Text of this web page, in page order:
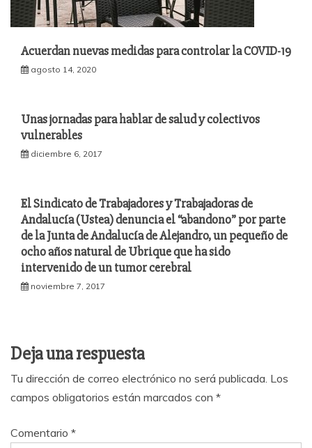
Acuerdan nuevas medidas para controlar la COVID-19
agosto 14, 2020
Unas jornadas para hablar de salud y colectivos
vulnerables
diciembre 6, 2017
El Sindicato de Trabajadores y Trabajadoras de
Andalucía (Ustea) denuncia el “abandono” por parte
de la Junta de Andalucía de Alejandro, un pequeño de
ocho años natural de Ubrique que ha sido
intervenido de un tumor cerebral
noviembre 7, 2017
Deja una respuesta
Tu dirección de correo electrónico no será publicada. Los
campos obligatorios están marcados con *
Comentario *